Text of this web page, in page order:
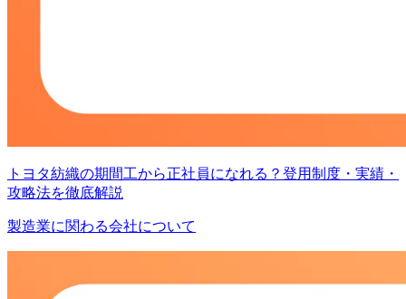
トヨタ紡織の期間工から正社員になれる？登用制度・実績・
攻略法を徹底解説
製造業に関わる会社について